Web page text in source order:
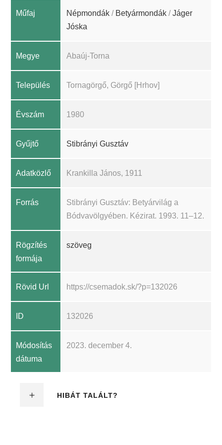
Műfaj Népmondák / Betyármondák /Jáger
Jóska
Megye Abaúj-Torna
Település Tornagörgő, Görgő [Hrhov]
Évszám 1980
Gyűjtő Stibrányi Gusztáv
Adatközlő Krankilla János, 1911
Forrás
Stibrányi Gusztáv: Betyárvilág a
Bódvavölgyében. Kézirat. 1993. 11–12.
Rögzítés
formája
szöveg
Rövid Url https://csemadok.sk/?p=132026
ID 132026
Módosítás
dátuma
2023. december 4.
HIBÁT TALÁLT?